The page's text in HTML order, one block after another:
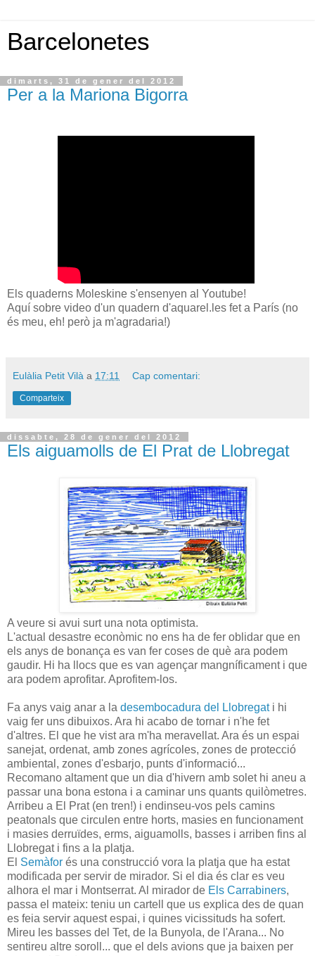
Barcelonetes
dimarts, 31 de gener del 2012
Per a la Mariona Bigorra
Els quaderns Moleskine s'ensenyen al Youtube!
Aquí sobre video d'un quadern d'aquarel.les fet a París (no
és meu, eh! però ja m'agradaria!)
Eulàlia Petit Vilà a 17:11 Cap comentari:
Comparteix
dissabte, 28 de gener del 2012
Els aiguamolls de El Prat de Llobregat
A veure si avui surt una nota optimista.
L'actual desastre econòmic no ens ha de fer oblidar que en
els anys de bonança es van fer coses de què ara podem
gaudir. Hi ha llocs que es van agençar mangníficament i que
ara podem aprofitar. Aprofitem-los.
Fa anys vaig anar a la desembocadura del Llobregat i hi
vaig fer uns dibuixos. Ara hi acabo de tornar i n'he fet
d'altres. El que he vist ara m'ha meravellat. Ara és un espai
sanejat, ordenat, amb zones agrícoles, zones de protecció
ambiental, zones d'esbarjo, punts d'informació...
Recomano altament que un dia d'hivern amb solet hi aneu a
passar una bona estona i a caminar uns quants quilòmetres.
Arribeu a El Prat (en tren!) i endinseu-vos pels camins
peatonals que circulen entre horts, masies en funcionament
i masies derruïdes, erms, aiguamolls, basses i arriben fins al
Llobregat i fins a la platja.
El Semàfor és una construcció vora la platja que ha estat
modificada per servir de mirador. Si el dia és clar es veu
alhora el mar i Montserrat. Al mirador de Els Carrabiners,
passa el mateix: teniu un cartell que us explica des de quan
es feia servir aquest espai, i quines vicissituds ha sofert.
Mireu les basses del Tet, de la Bunyola, de l'Arana... No
sentireu altre soroll... que el dels avions que ja baixen per